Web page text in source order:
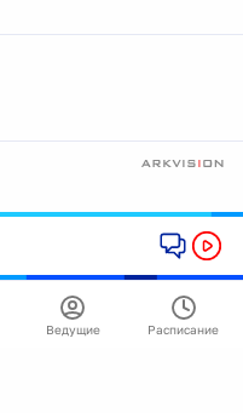
Ведущие Расписание